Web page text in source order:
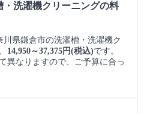
洗濯機クリーニングの料
川県鎌倉市の洗濯槽・洗濯機ク
14,950～37,375円(税込)です。
異なりますので、ご予算に合っ